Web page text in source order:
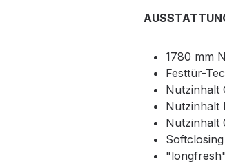
1780 mm
Festtür-
Nutzinhalt
Nutzinhalt
Nutzinhalt